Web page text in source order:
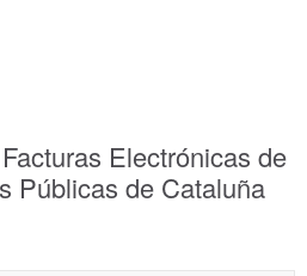
Electrónicas de
Públicas de Cataluña